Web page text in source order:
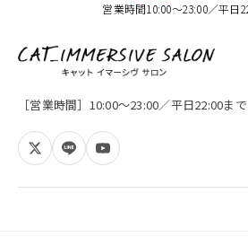
営業時間10:00〜23:00／平日
［営業時間］10:00〜23:00／平日22:00ま